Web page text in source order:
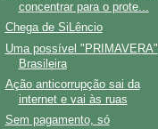
concentrar para o prote...
Chega de SiLêncio
Uma possível "PRIMAVERA"
Brasileira
Ação anticorrupção sai da
internet e vai às ruas
Sem pagamento, só